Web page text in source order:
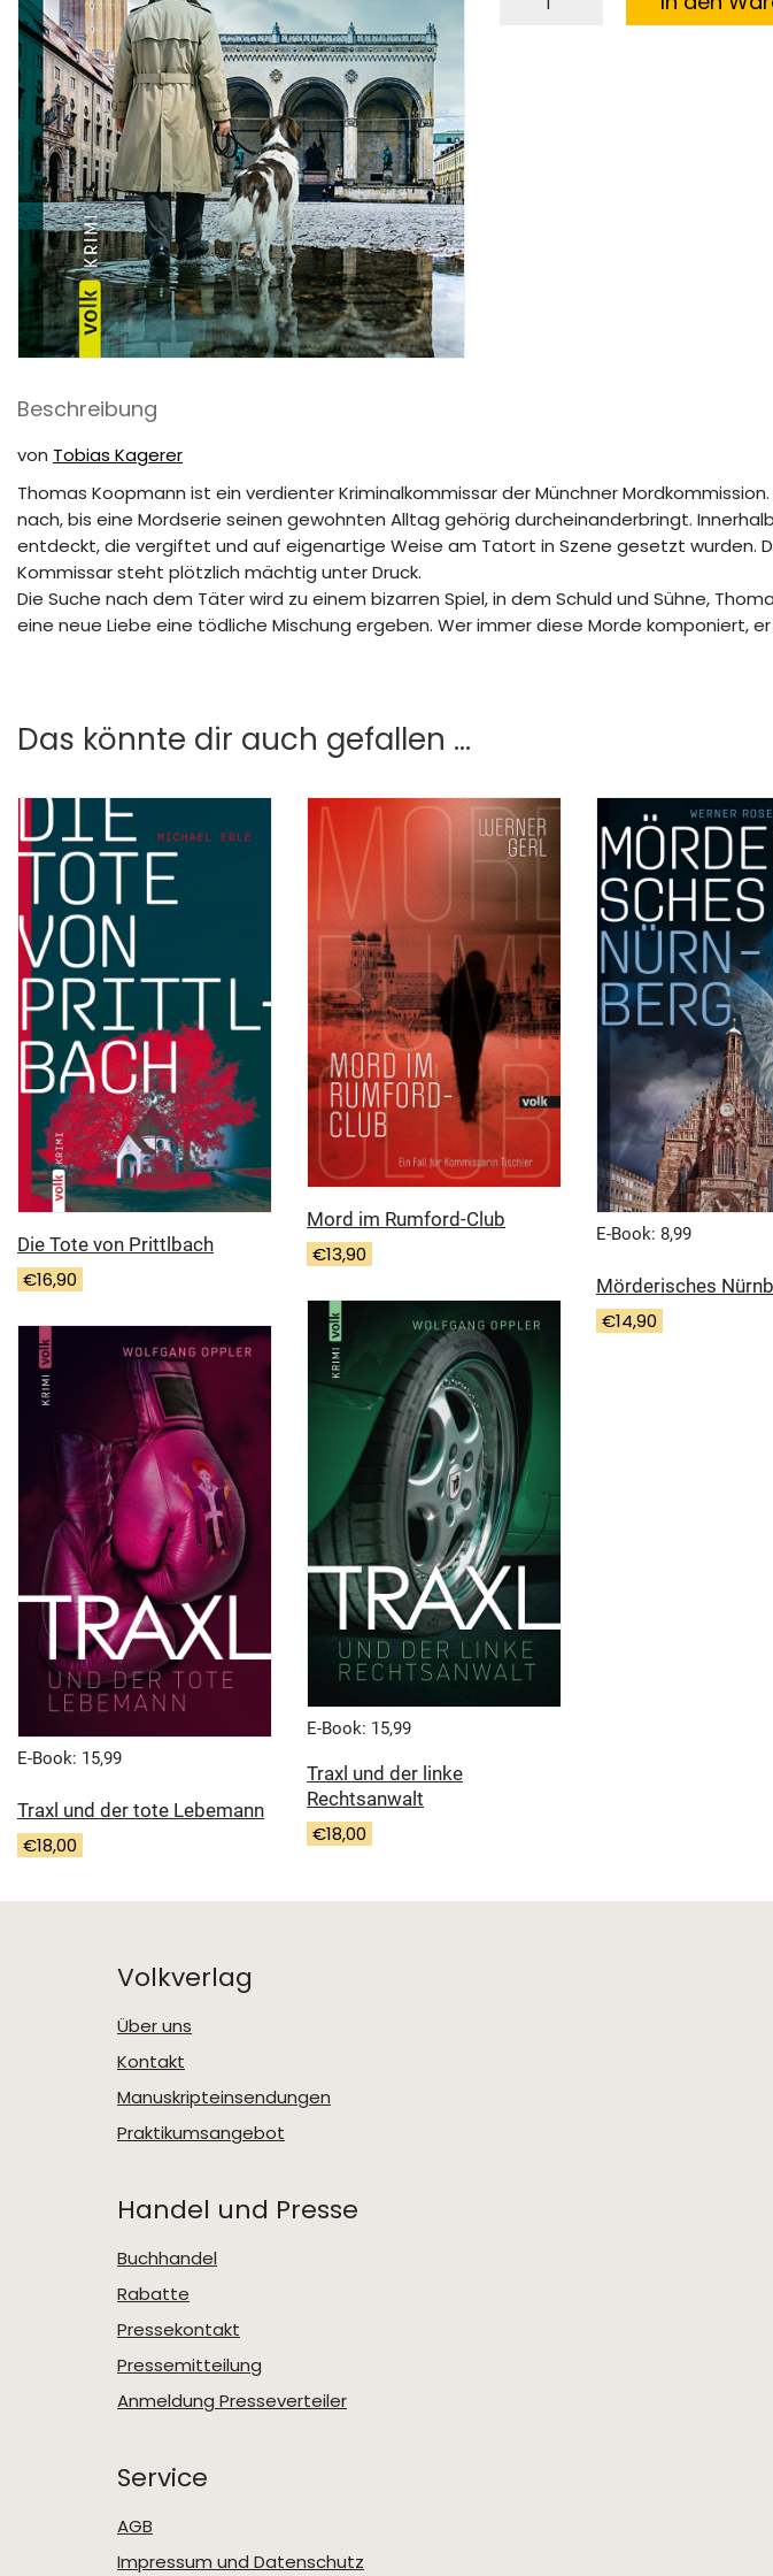
Beschreibung
von Tobias Kagerer
Thomas Koopmann ist ein verdienter Kriminalkommissar der Münchner
nach, bis eine Mordserie seinen gewohnten Alltag gehörig durcheinanderbringt.
entdeckt, die vergiftet und auf eigenartige Weise am Tatort in Szene gesetzt wurden.
Kommissar steht plötzlich mächtig unter Druck.
Die Suche nach dem Täter wird zu einem bizarren Spiel, in dem Schuld und Sühne,
eine neue Liebe eine tödliche Mischung ergeben. Wer immer diese Morde komponiert,
Das könnte dir auch gefallen …
Die Tote von Prittlbach
€16,90
Mord im Rumford-Club
€13,90
E-Book: 8,99
Mörderisches
€14,90
E-Book: 15,99
Traxl und der linke
Rechtsanwalt
€18,00
E-Book: 15,99
Traxl und der tote Lebemann
€18,00
Volkverlag
Über uns
Kontakt
Manuskripteinsendungen
Praktikumsangebot
Handel und Presse
Buchhandel
Rabatte
Pressekontakt
Pressemitteilung
Anmeldung Presseverteiler
Service
AGB
Impressum und Datenschutz